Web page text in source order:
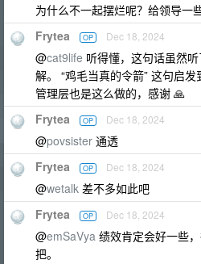
为什么不一起摆烂呢？给领导一
Frytea OP Dec 18, 2024
@cat9life 听得懂，这句话虽然
解。 “鸡毛当真的令箭” 这句启
管理层也是这么做的，感谢 🙏
Frytea OP Dec 18, 2024
@povsister 通透
Frytea OP Dec 18, 2024
@wetalk 差不多如此吧
Frytea OP Dec 18, 2024
@emSaVya 绩效肯定会好一些
把。